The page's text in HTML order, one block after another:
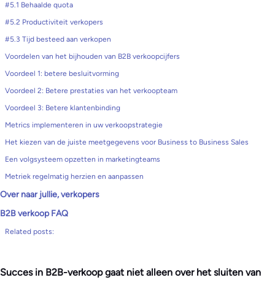
#5.1 Behaalde quota
#5.2 Productiviteit verkopers
#5.3 Tijd besteed aan verkopen
Voordelen van het bijhouden van B2B verkoopcijfers
Voordeel 1: betere besluitvorming
Voordeel 2: Betere prestaties van het verkoopteam
Voordeel 3: Betere klantenbinding
Metrics implementeren in uw verkoopstrategie
Het kiezen van de juiste meetgegevens voor Business to Business Sales
Een volgsysteem opzetten in marketingteams
Metriek regelmatig herzien en aanpassen
Over naar jullie, verkopers
B2B verkoop FAQ
Related posts:
Succes in B2B-verkoop gaat niet alleen over het sluiten van